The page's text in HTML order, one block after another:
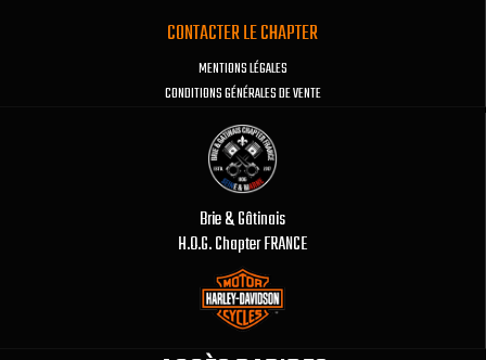
CONTACTER LE CHAPTER
MENTIONS LÉGALES
CONDITIONS GÉNÉRALES DE VENTE
Brie & Gâtinais
H.O.G. Chapter FRANCE